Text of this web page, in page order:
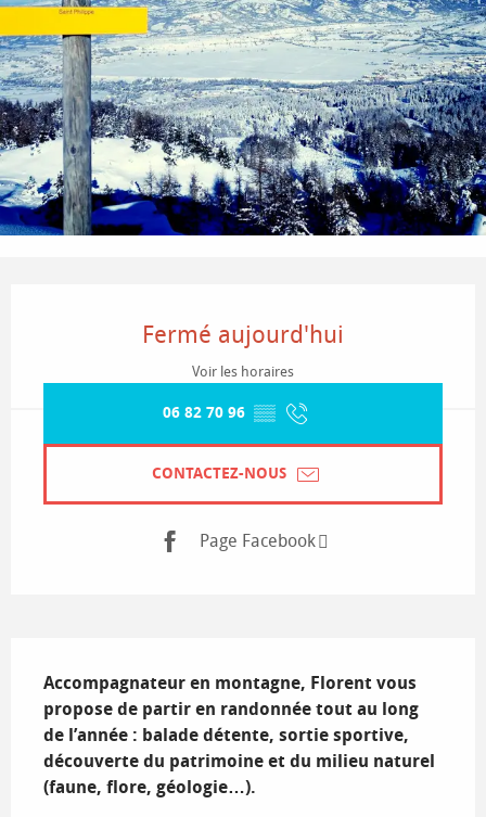
Fermé aujourd'hui
Voir les horaires
06 82 70 96 ▒▒
CONTACTEZ-NOUS
Page Facebook
Accompagnateur en montagne, Florent vous
propose de partir en randonnée tout au long
de l’année : balade détente, sortie sportive,
découverte du patrimoine et du milieu naturel
(faune, flore, géologie…).